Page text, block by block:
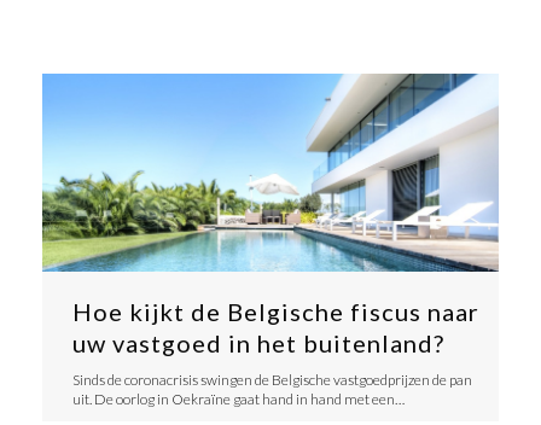
Hoe kijkt de Belgische fiscus naar
uw vastgoed in het buitenland?
Sinds de coronacrisis swingen de Belgische vastgoedprijzen de pan
uit. De oorlog in Oekraïne gaat hand in hand met een…